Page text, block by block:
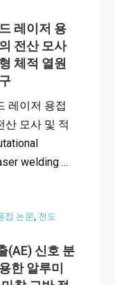
레이저 용
전산 모사
체적 열원
레이저 용접
산 모사 및 적
welding ...
접 논문, 전도
(AE) 신호 분
한 알루미